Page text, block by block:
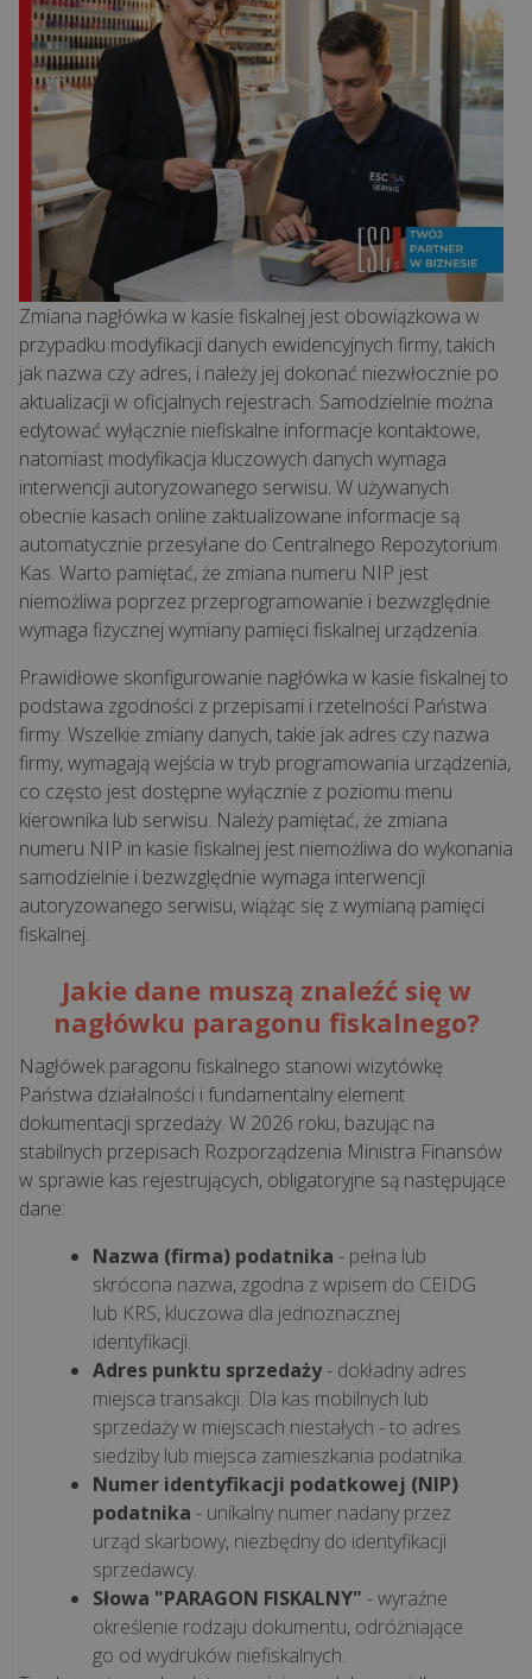
kiedy
trzeba
mieć?
Sprzedaż
waty
cukrowej
kasa
fiskalna
-
czy
jest
obowiązkow...
wszystkie
artykuły
>>
CASE
STUDY
Kawa
podawana
przez
misia
technologia
odporna
mróz.
Zob...
Niezawodna
infrastruktura
fiskalna
dla
rosnącej
„Krzepka
technologia
marzenia
zdrowy...
Zmiana nagłówka w kasie fiskalnej jest obowiązkowa w
przypadku modyfikacji danych ewidencyjnych firmy, takich
jak nazwa czy adres, i należy jej dokonać niezwłocznie po
aktualizacji w oficjalnych rejestrach. Samodzielnie można
edytować wyłącznie niefiskalne informacje kontaktowe,
natomiast modyfikacja kluczowych danych wymaga
interwencji autoryzowanego serwisu. W używanych
obecnie kasach online zaktualizowane informacje są
automatycznie przesyłane do Centralnego Repozytorium
Kas. Warto pamiętać, że zmiana numeru NIP jest
niemożliwa poprzez przeprogramowanie i bezwzględnie
wymaga fizycznej wymiany pamięci fiskalnej urządzenia.
Prawidłowe skonfigurowanie nagłówka w kasie fiskalnej to
podstawa zgodności z przepisami i rzetelności Państwa
firmy. Wszelkie zmiany danych, takie jak adres czy nazwa
firmy, wymagają wejścia w tryb programowania urządzenia,
co często jest dostępne wyłącznie z poziomu menu
kierownika lub serwisu. Należy pamiętać, że zmiana
numeru NIP in kasie fiskalnej jest niemożliwa do wykonania
samodzielnie i bezwzględnie wymaga interwencji
autoryzowanego serwisu, wiążąc się z wymianą pamięci
fiskalnej.
Jakie dane muszą znaleźć się w
nagłówku paragonu fiskalnego?
Nagłówek paragonu fiskalnego stanowi wizytówkę
Państwa działalności i fundamentalny element
dokumentacji sprzedaży. W 2026 roku, bazując na
stabilnych przepisach Rozporządzenia Ministra Finansów
w sprawie kas rejestrujących, obligatoryjne są następujące
dane:
Nazwa (firma) podatnika - pełna lub
skrócona nazwa, zgodna z wpisem do CEIDG
lub KRS, kluczowa dla jednoznacznej
identyfikacji.
Adres punktu sprzedaży- dokładny adres
miejsca transakcji. Dla kas mobilnych lub
sprzedaży w miejscach niestałych - to adres
siedziby lub miejsca zamieszkania podatnika.
Numer identyfikacji podatkowej (NIP)
podatnika - unikalny numer nadany przez
urząd skarbowy, niezbędny do identyfikacji
sprzedawcy.
Słowa "PARAGON FISKALNY" - wyraźne
określenie rodzaju dokumentu, odróżniające
go od wydruków niefiskalnych.